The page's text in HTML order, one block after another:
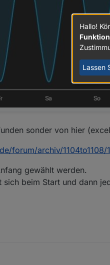
sonder von hier
forum/archiv/1104to1108/
gewählt werden.
sich beim Start und dann
Hallo!
Lassen